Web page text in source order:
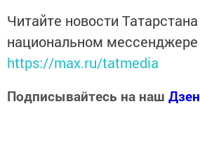
Читайте новости
национальном
https://max.ru/tatmedia
Подписывайтесь на наш